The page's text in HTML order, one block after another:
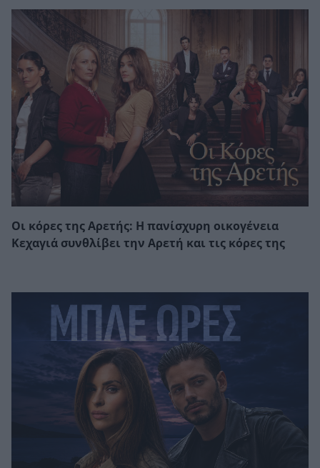
Οι κόρες της Αρετής: Η πανίσχυρη οικογένεια
Κεχαγιά συνθλίβει την Αρετή και τις κόρες της